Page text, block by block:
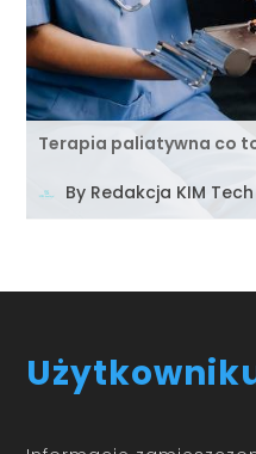
Terapia paliatywna co
By Redakcja KIM Tech